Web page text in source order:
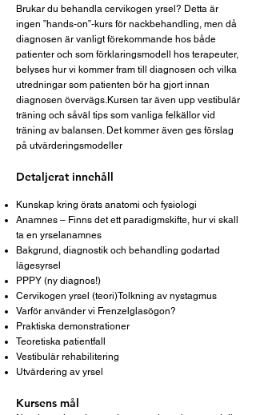
Brukar du behandla cervikogen yrsel? Detta är
ingen ”hands-on”-kurs för nackbehandling, men då
diagnosen är vanligt förekommande hos både
patienter och som förklaringsmodell hos terapeuter,
belyses hur vi kommer fram till diagnosen och vilka
utredningar som patienten bör ha gjort innan
diagnosen övervägs.Kursen tar även upp vestibulär
träning och såväl tips som vanliga felkällor vid
träning av balansen. Det kommer även ges förslag
på utvärderingsmodeller
Detaljerat innehåll
Kunskap kring örats anatomi och fysiologi
Anamnes – Finns det ett paradigmskifte, hur vi skall
ta en yrselanamnes
Bakgrund, diagnostik och behandling godartad
lägesyrsel
PPPY (ny diagnos!)
Cervikogen yrsel (teori)Tolkning av nystagmus
Varför använder vi Frenzelglasögon?
Praktiska demonstrationer
Teoretiska patientfall
Vestibulär rehabilitering
Utvärdering av yrsel
Kursens mål